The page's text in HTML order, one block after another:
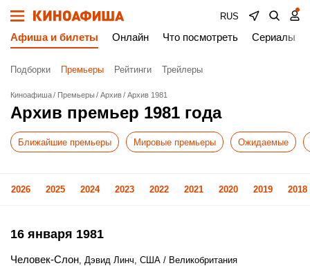
RUS
Афиша и билеты Онлайн Что посмотреть Сериалы
Подборки Премьеры Рейтинги Трейлеры
Киноафиша Премьеры Архив Архив 1981
Архив премьер 1981 года
Ближайшие премьеры Мировые премьеры Ожидаемые
2026 2025 2024 2023 2022 2021 2020 2019 2018
16 января 1981
Человек-Слон, Дэвид Линч, США / Великобритания